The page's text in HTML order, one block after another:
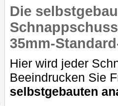
Die
35mm-
Hier wird jeder
Beeindrucken Sie
selbstgebauten